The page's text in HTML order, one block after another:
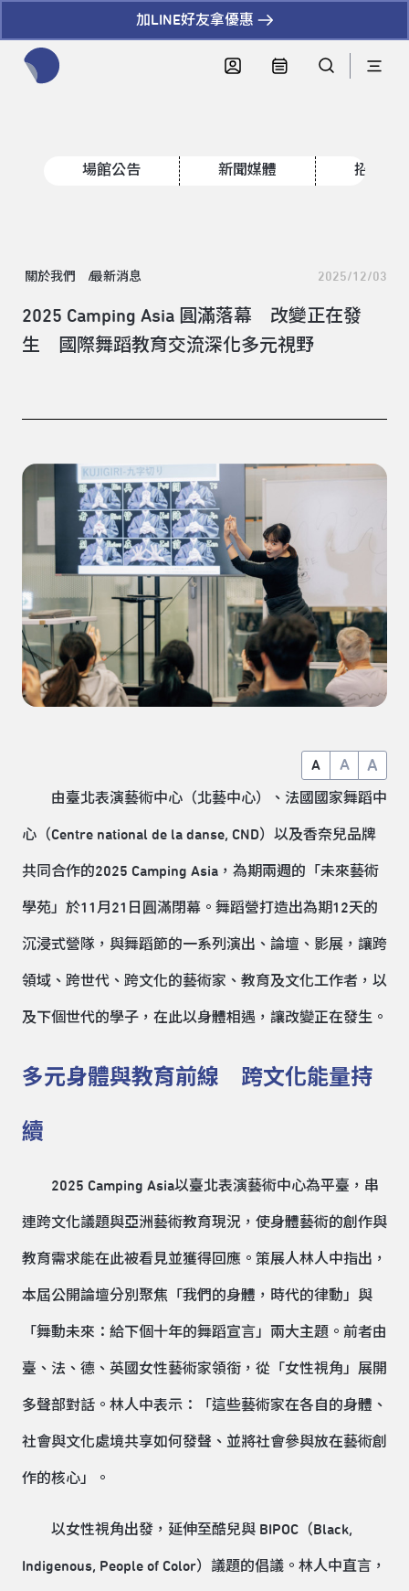
加LINE好友拿優惠
場館公告 新聞媒體 招標資
關於我們 最新消息 2025/12/03
2025 Camping Asia 圓滿落幕 改變正在發
生 國際舞蹈教育交流深化多元視野
A A A
由臺北表演藝術中心（北藝中心）、法國國家舞蹈中
心（Centre national de la danse, CND）以及香奈兒品牌
共同合作的2025 Camping Asia，為期兩週的「未來藝術
學苑」於11月21日圓滿閉幕。舞蹈營打造出為期12天的
沉浸式營隊，與舞蹈節的一系列演出、論壇、影展，讓跨
領域、跨世代、跨文化的藝術家、教育及文化工作者，以
及下個世代的學子，在此以身體相遇，讓改變正在發生。
多元身體與教育前線 跨文化能量持
續
2025 Camping Asia以臺北表演藝術中心為平臺，串
連跨文化議題與亞洲藝術教育現況，使身體藝術的創作與
教育需求能在此被看見並獲得回應。策展人林人中指出，
本屆公開論壇分別聚焦「我們的身體，時代的律動」與
「舞動未來：給下個十年的舞蹈宣言」兩大主題。前者由
臺、法、德、英國女性藝術家領銜，從「女性視角」展開
多聲部對話。林人中表示：「這些藝術家在各自的身體、
社會與文化處境共享如何發聲、並將社會參與放在藝術創
作的核心」。
以女性視角出發，延伸至酷兒與 BIPOC（Black,
Indigenous, People of Color）議題的倡議。林人中直言，